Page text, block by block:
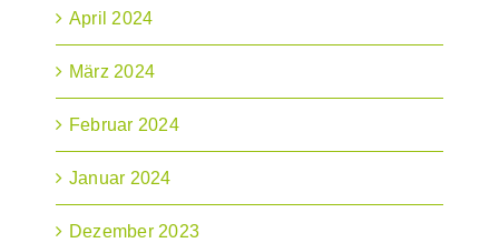
April 2024
März 2024
Februar 2024
Januar 2024
Dezember 2023